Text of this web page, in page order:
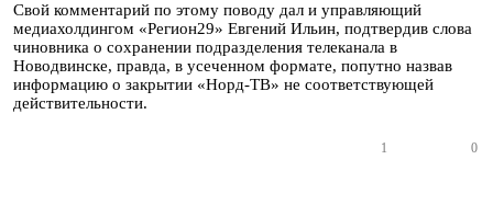
Свой комментарий по этому поводу дал и управляющий
медиахолдингом «Регион29» Евгений Ильин, подтвердив слова
чиновника о сохранении подразделения телеканала в
Новодвинске, правда, в усеченном формате, попутно назвав
информацию о закрытии «Норд-ТВ» не соответствующей
действительности.
1 0